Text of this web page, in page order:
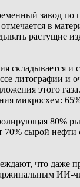
завод по
в
растущие
складывается
литографии и
этого
микросхем:
80%
70% сырой нефти
что даже
ИИ-